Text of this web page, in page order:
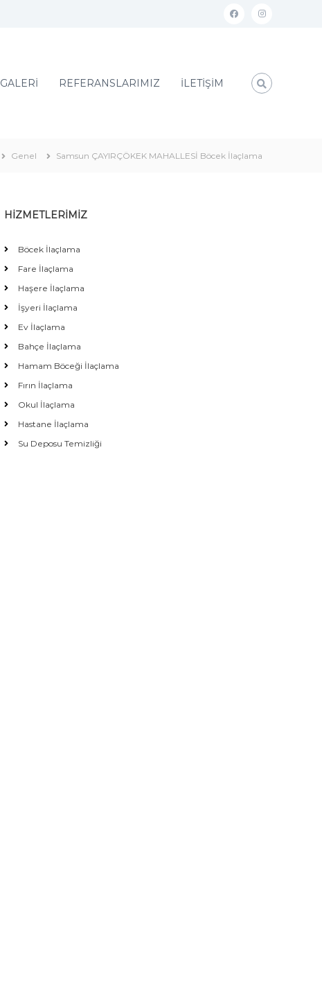
GALERİ REFERANSLARIMIZ İLETİŞİM
Genel Samsun ÇAYIRÇÖKEK MAHALLESİ Böcek İlaçlama
HİZMETLERİMİZ
Böcek İlaçlama
Fare İlaçlama
Haşere İlaçlama
İşyeri İlaçlama
Ev İlaçlama
Bahçe İlaçlama
Hamam Böceği İlaçlama
Fırın İlaçlama
Okul İlaçlama
Hastane İlaçlama
Su Deposu Temizliği